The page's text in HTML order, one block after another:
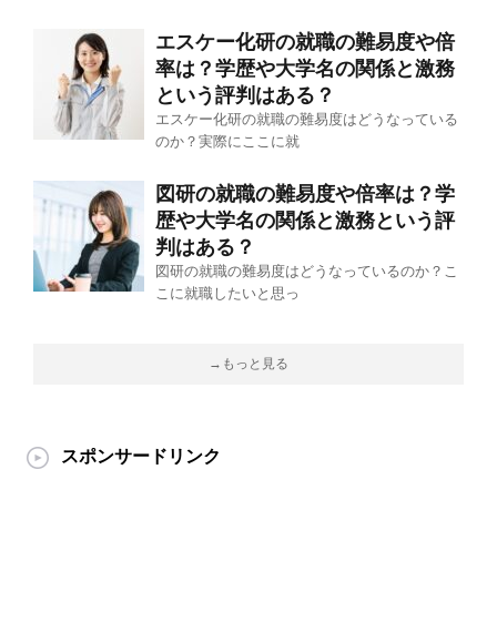
エスケー化研の就職の難易度や倍
率は？学歴や大学名の関係と激務
という評判はある？
エスケー化研の就職の難易度はどうなっている
のか？実際にここに就
図研の就職の難易度や倍率は？学
歴や大学名の関係と激務という評
判はある？
図研の就職の難易度はどうなっているのか？こ
こに就職したいと思っ
→もっと見る
スポンサードリンク